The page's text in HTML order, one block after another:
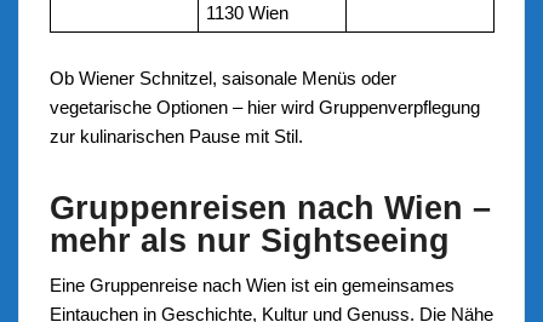
1130 Wien
Ob Wiener Schnitzel, saisonale Menüs oder
vegetarische Optionen – hier wird Gruppenverpflegung
zur kulinarischen Pause mit Stil.
Gruppenreisen nach Wien –
mehr als nur Sightseeing
Eine Gruppenreise nach Wien ist ein gemeinsames
Eintauchen in Geschichte, Kultur und Genuss. Die Nähe